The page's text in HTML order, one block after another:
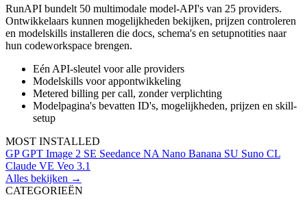
RunAPI bundelt 50 multimodale model-API's van 25 providers.
Ontwikkelaars kunnen mogelijkheden bekijken, prijzen controleren
en modelskills installeren die docs, schema's en setupnotities naar
hun codeworkspace brengen.
Eén API-sleutel voor alle providers
Modelskills voor appontwikkeling
Metered billing per call, zonder verplichting
Modelpagina's bevatten ID's, mogelijkheden, prijzen en skill-
setup
MOST INSTALLED
GP GPT Image 2 SE Seedance NA Nano Banana SU Suno CL
Claude VE Veo 3.1
Alles bekijken →
CATEGORIEËN